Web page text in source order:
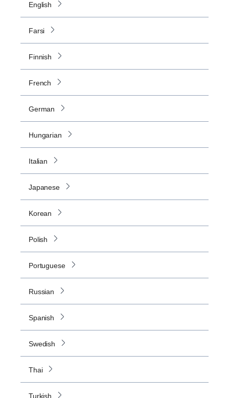
English
Farsi
Finnish
French
German
Hungarian
Italian
Japanese
Korean
Polish
Portuguese
Russian
Spanish
Swedish
Thai
Turkish